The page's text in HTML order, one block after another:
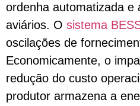
ordenha automatizada e
aviários. O sistema
oscilações de
Economicamente, o
redução do custo
produtor armazena a